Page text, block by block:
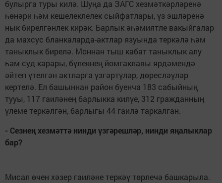
булырга туры килә. Шуңа да ЗАГС хезмәткәрләренә
һөнәри һәм кешелеклелек сыйфатлары, үз эшләренә
нык бирелгәнлек кирәк. Барлык әһәмиятле вакыйгалар
да махсус бланкаларда-актлар язуында теркәлә һәм
таныклык бирелә. Моннан тыш кабат таныклык алу
һәм суд карары, бүлекнең йомгаклавы ярдәмендә
әйтеп үтелгән актларга үзгәртүләр, дөресләүләр
кертелә. Ел башыннан район буенча 183 сабыйның
тууы, 117 гаиләнең барлыкка килүе, 312 гражданның
үлеме теркәлгән, барлыгы 44 гаилә таркалган.
- Сезнең хезмәттә нинди үзгәрешләр, нинди яңалыклар
бар?
Мисал өчен хәзер гаиләне теркәү төрлечә башкарыла.